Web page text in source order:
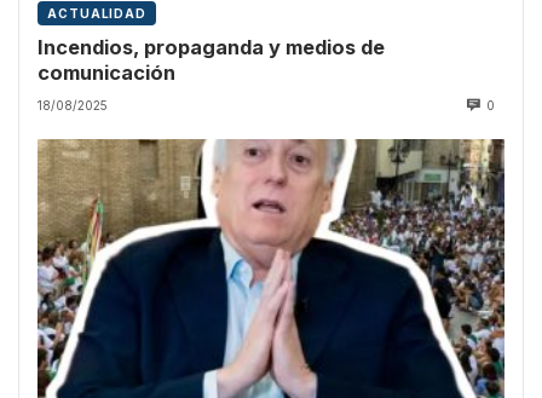
ACTUALIDAD
Incendios, propaganda y medios de
comunicación
18/08/2025 0